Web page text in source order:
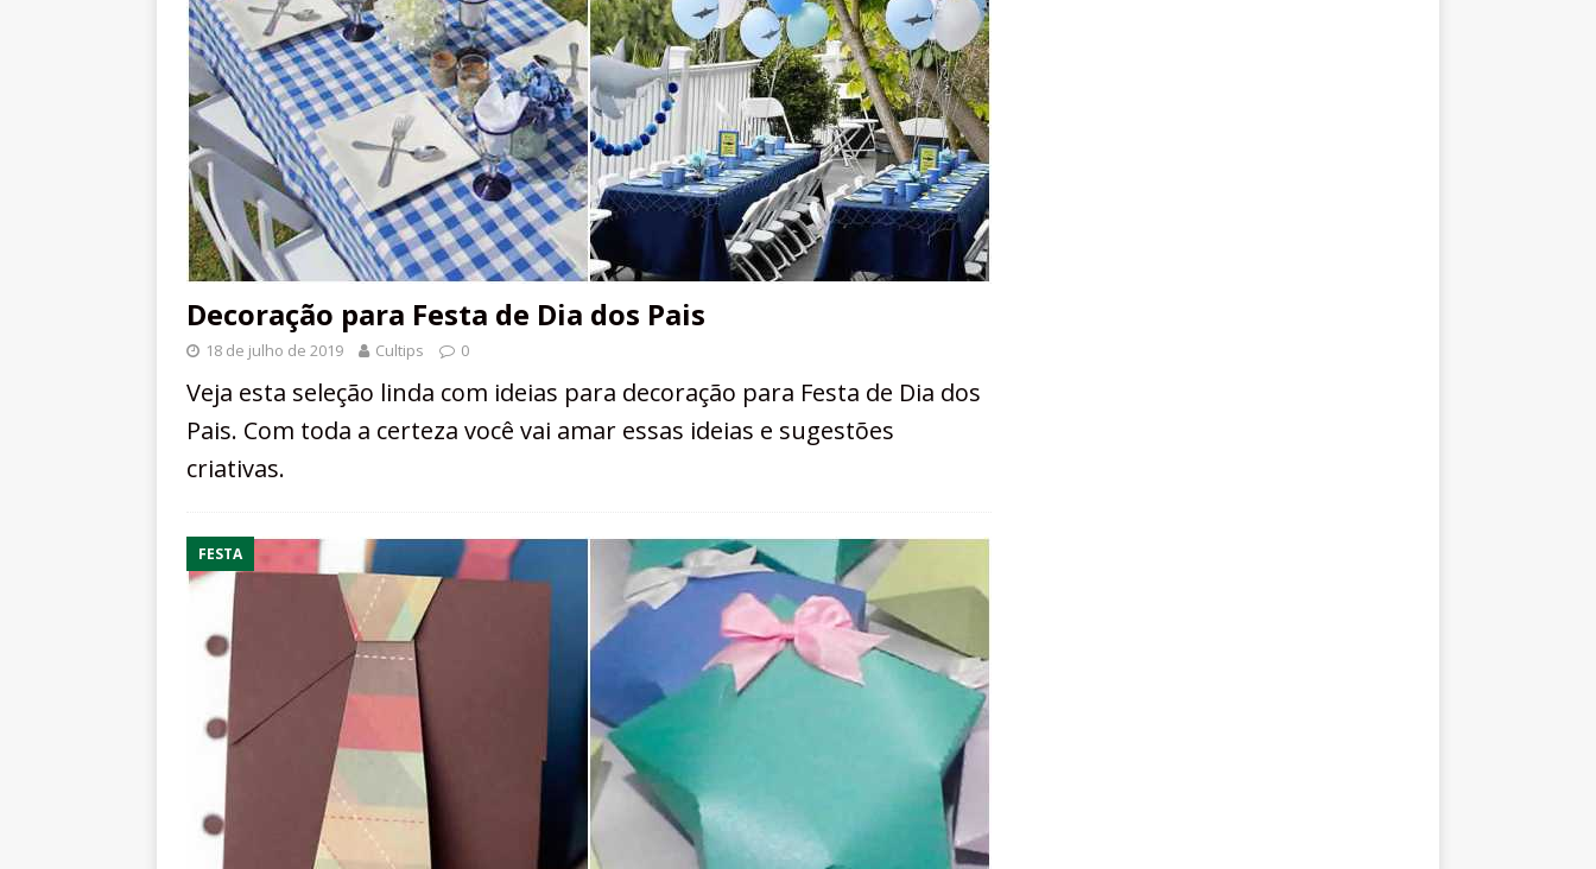
Decoração para Festa de Dia dos Pais
18 de julho de 2019 Cultips 0
Veja esta seleção linda com ideias para decoração para Festa de Dia dos
Pais. Com toda a certeza você vai amar essas ideias e sugestões
criativas.
FESTA